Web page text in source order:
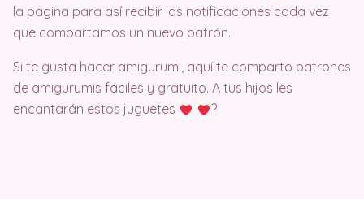
la pagina para así recibir las notificaciones cada vez
que compartamos un nuevo patrón.
Si te gusta hacer amigurumi, aquí te comparto patrones
de amigurumis fáciles y gratuito. A tus hijos les
encantarán estos juguetes
?